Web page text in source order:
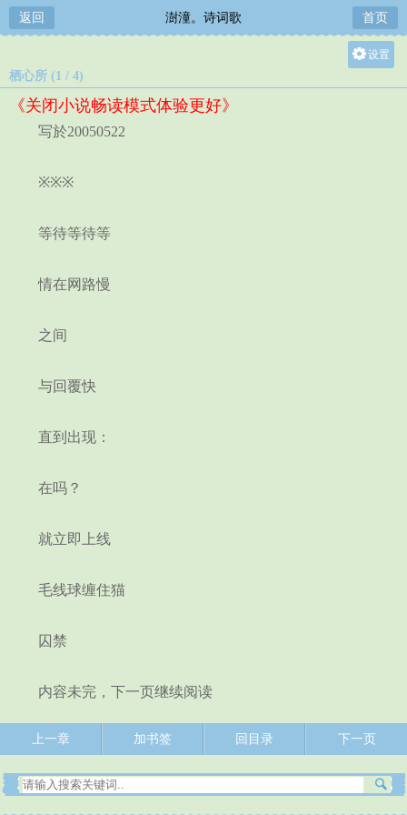
返回 澍潼。诗词歌 首页
设置
栖心所 (1 / 4)
《关闭小说畅读模式体验更好》
写於20050522
※※※
等待等待等
情在网路慢
之间
与回覆快
直到出现：
在吗？
就立即上线
毛线球缠住猫
囚禁
内容未完，下一页继续阅读
上一章 加书签 回目录 下一页